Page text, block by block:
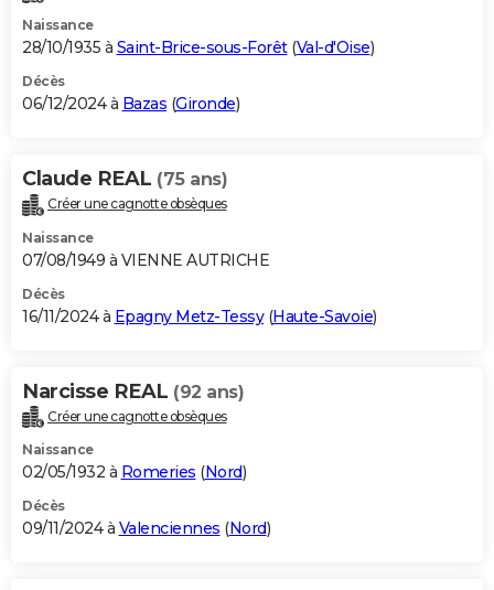
Naissance
28/10/1935 à Saint-Brice-sous-Forêt(Val-d'Oise)
Décès
06/12/2024 à Bazas (Gironde)
Claude REAL (75 ans)
Créer une cagnotte obsèques
Naissance
07/08/1949 à VIENNE AUTRICHE
Décès
16/11/2024 à Epagny Metz-Tessy(Haute-Savoie)
Narcisse REAL (92 ans)
Créer une cagnotte obsèques
Naissance
02/05/1932 à Romeries (Nord)
Décès
09/11/2024 à Valenciennes (Nord)